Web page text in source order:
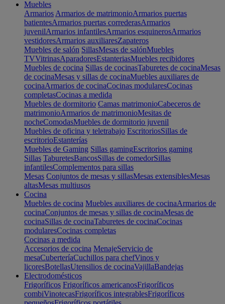
Muebles
Armarios Armarios de matrimonioArmarios puertas
batientesArmarios puertas correderasArmarios
juvenilArmarios infantilesArmarios esquinerosArmarios
vestidoresArmarios auxiliaresZapateros
Muebles de salón SillasMesas de salónMuebles
TVVitrinasAparadoresEstanteriasMuebles recibidores
Muebles de cocina Sillas de cocinasTaburetes de cocinaMesas
de cocinaMesas y sillas de cocinaMuebles auxiliares de
cocinaArmarios de cocinaCocinas modularesCocinas
completasCocinas a medida
Muebles de dormitorio Camas matrimonioCabeceros de
matrimonioArmarios de matrimonioMesitas de
nocheComodasMuebles de dormitorio juvenil
Muebles de oficina y teletrabajo EscritoriosSillas de
escritorioEstanterías
Muebles de Gaming Sillas gamingEscritorios gaming
Sillas TaburetesBancosSillas de comedorSillas
infantilesComplementos para sillas
Mesas Conjuntos de mesas y sillasMesas extensiblesMesas
altasMesas multiusos
Cocina
Muebles de cocina Muebles auxiliares de cocinaArmarios de
cocinaConjuntos de mesas y sillas de cocinaMesas de
cocinaSillas de cocinaTaburetes de cocinaCocinas
modularesCocinas completas
Cocinas a medida
Accesorios de cocina MenajeServicio de
mesaCuberteríaCuchillos para chefVinos y
licoresBotellasUtensilios de cocinaVajillaBandejas
Electrodomésticos
Frigoríficos Frigoríficos americanosFrigoríficos
combiVinotecasFrigoríficos integrablesFrigoríficos